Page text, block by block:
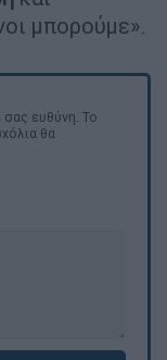
μπορούμε».
σας ευθύνη. Το
θα